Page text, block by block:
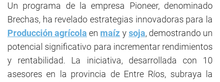
Un programa de la empresa Pioneer, denominado
Brechas, ha revelado estrategias innovadoras para la
Producción agrícola en maíz ysoja, demostrando un
potencial significativo para incrementar rendimientos
y rentabilidad. La iniciativa, desarrollada con 10
asesores en la provincia de Entre Ríos, subraya la